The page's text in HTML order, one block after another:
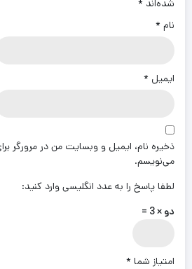
شده‌اند *
نام *
ایمیل *
ذخیره نام، ایمیل و وبسایت من در مرورگر
می‌نویسم.
لطفا پاسخ را به عدد انگلیسی وارد کنید:
دو × 3 =
امتیاز شما *